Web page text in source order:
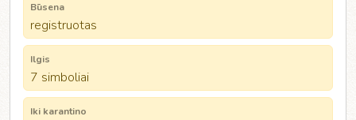
Būsena
registruotas
Ilgis
7 simboliai
Iki karantino